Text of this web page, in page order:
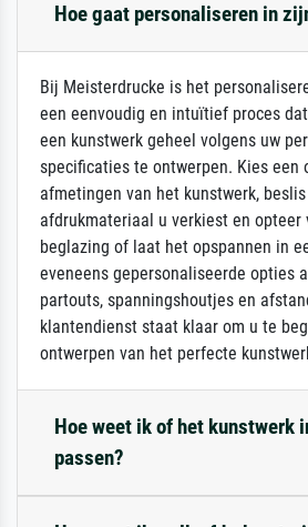
Hoe gaat personaliseren in
Bij Meisterdrucke is het
een eenvoudig en intuïtief proces
een kunstwerk geheel volgens uw
specificaties te ontwerpen. Kies een
afmetingen van het kunstwerk,
afdrukmateriaal u verkiest en opteer
beglazing of laat het opspannen in
eveneens gepersonaliseerde opties
partouts, spanningshoutjes en
klantendienst staat klaar om u te
ontwerpen van het perfecte
Hoe weet ik of het kunstwerk
passen?